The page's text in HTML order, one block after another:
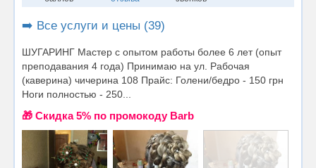
➡️ Все услуги и цены (39)
ШУГАРИНГ Мастер с опытом работы более 6 лет (опыт
преподавания 4 года) Принимаю на ул. Рабочая
(каверина) чичерина 108 Прайс: Голени/бедро - 150 грн
Ноги полностью - 250...
🎁 Cкидка 5% по промокоду Barb